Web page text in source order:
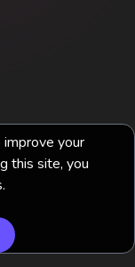
your
this site, you